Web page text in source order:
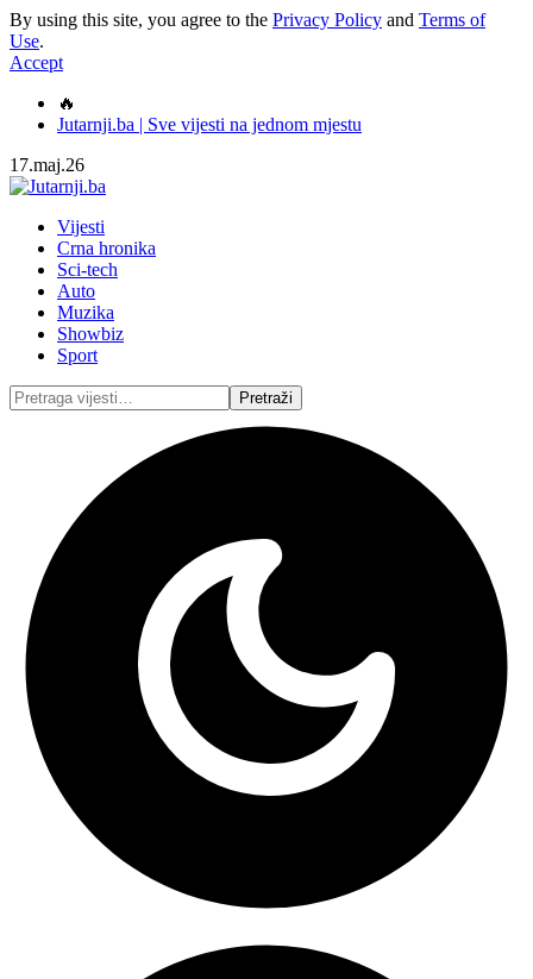
By using this site, you agree to the Privacy Policy and Terms of
Use.
Accept
🔥
Jutarnji.ba | Sve vijesti na jednom mjestu
17.maj.26
Vijesti
Crna hronika
Sci-tech
Auto
Muzika
Showbiz
Sport